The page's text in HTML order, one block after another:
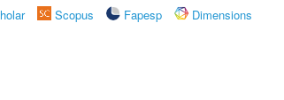
Scopus Fapesp
Dimensions